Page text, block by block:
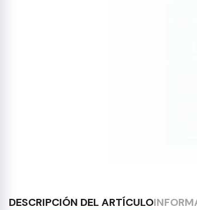
DESCRIPCIÓN DEL ARTÍCULO